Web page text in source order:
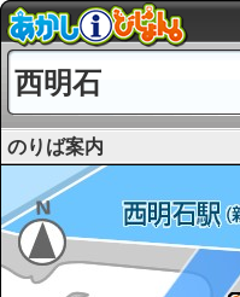
西明石
のりば案内